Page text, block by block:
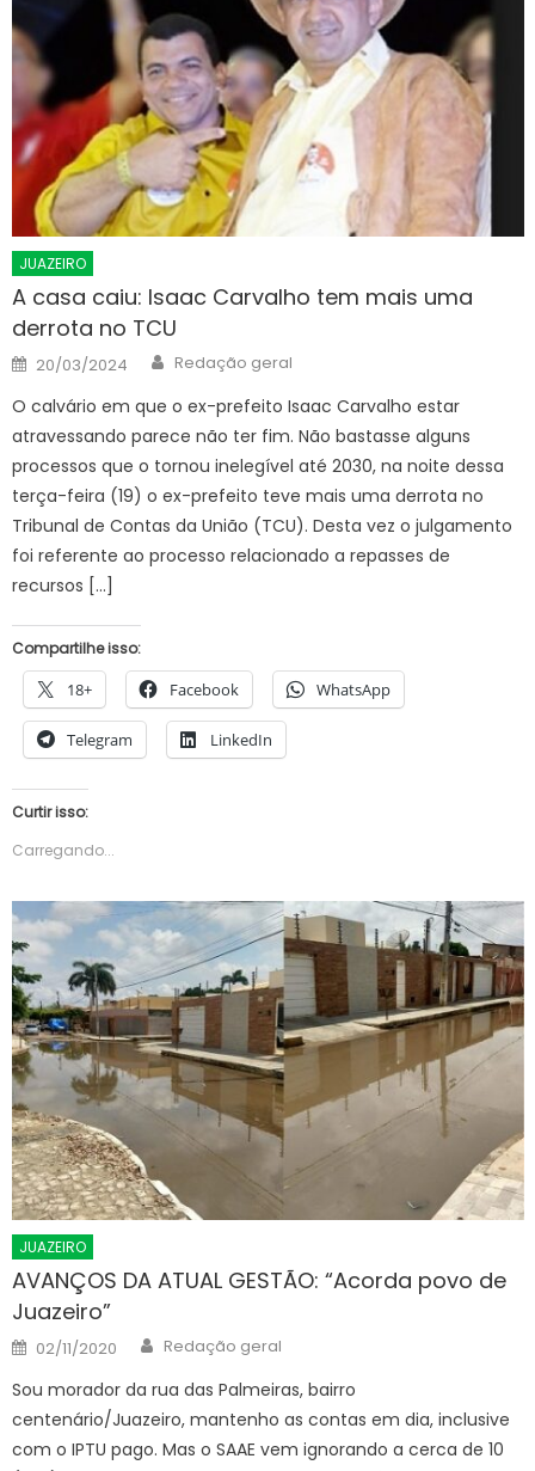
JUAZEIRO
A casa caiu: Isaac Carvalho tem mais uma
derrota no TCU
Posted
on
20/03/2024 Author
Redação geral
O calvário em que o ex-prefeito Isaac Carvalho estar
atravessando parece não ter fim. Não bastasse alguns
processos que o tornou inelegível até 2030, na noite dessa
terça-feira (19) o ex-prefeito teve mais uma derrota no
Tribunal de Contas da União (TCU). Desta vez o julgamento
foi referente ao processo relacionado a repasses de
recursos […]
Compartilhe isso:
18+ Facebook WhatsApp
Telegram LinkedIn
Curtir isso:
Carregando...
JUAZEIRO
AVANÇOS DA ATUAL GESTÃO: “Acorda povo de
Juazeiro”
Posted
on
02/11/2020 Author
Redação geral
Sou morador da rua das Palmeiras, bairro
centenário/Juazeiro, mantenho as contas em dia, inclusive
com o IPTU pago. Mas o SAAE vem ignorando a cerca de 10